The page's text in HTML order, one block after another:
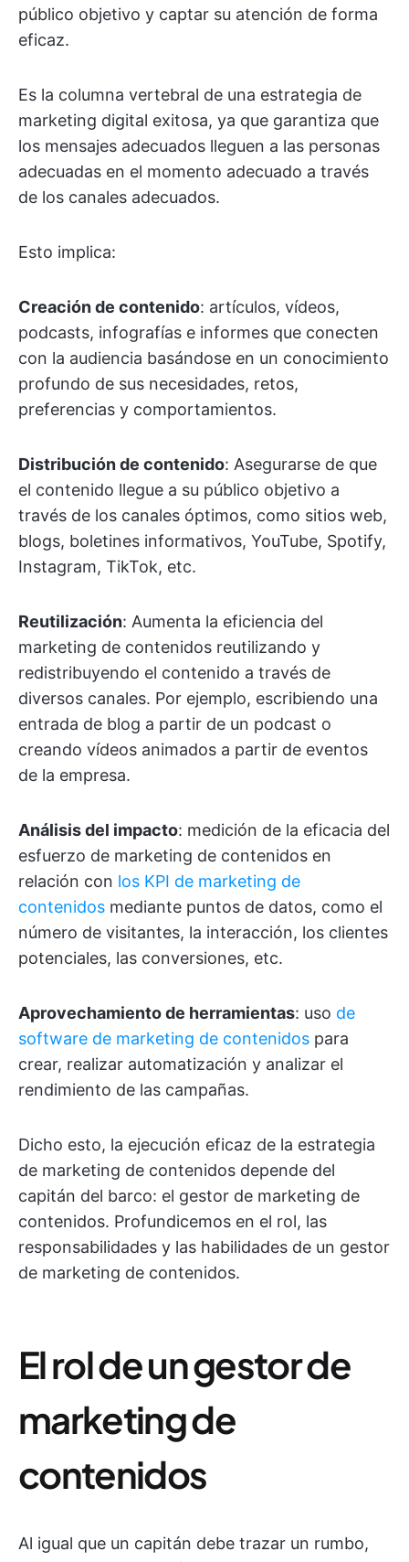
público objetivo y captar su atención de forma
eficaz.
Es la columna vertebral de una estrategia de
marketing digital exitosa, ya que garantiza que
los mensajes adecuados lleguen a las personas
adecuadas en el momento adecuado a través
de los canales adecuados.
Esto implica:
Creación de contenido: artículos, vídeos,
podcasts, infografías e informes que conecten
con la audiencia basándose en un conocimiento
profundo de sus necesidades, retos,
preferencias y comportamientos.
Distribución de contenido: Asegurarse de que
el contenido llegue a su público objetivo a
través de los canales óptimos, como sitios web,
blogs, boletines informativos, YouTube, Spotify,
Instagram, TikTok, etc.
Reutilización: Aumenta la eficiencia del
marketing de contenidos reutilizando y
redistribuyendo el contenido a través de
diversos canales. Por ejemplo, escribiendo una
entrada de blog a partir de un podcast o
creando vídeos animados a partir de eventos
de la empresa.
Análisis del impacto: medición de la eficacia del
esfuerzo de marketing de contenidos en
relación con los KPI de marketing de
contenidos mediante puntos de datos, como el
número de visitantes, la interacción, los clientes
potenciales, las conversiones, etc.
Aprovechamiento de herramientas: uso de
software de marketing de contenidos para
crear, realizar automatización y analizar el
rendimiento de las campañas.
Dicho esto, la ejecución eficaz de la estrategia
de marketing de contenidos depende del
capitán del barco: el gestor de marketing de
contenidos. Profundicemos en el rol, las
responsabilidades y las habilidades de un gestor
de marketing de contenidos.
El rol de un gestor de
marketing de
contenidos
Al igual que un capitán debe trazar un rumbo,